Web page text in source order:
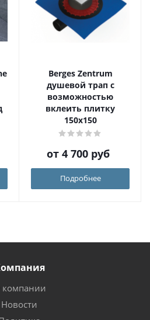
Berges Zentrum
душевой трап с
возможностью
вклеить плитку
150х150
от 4 700 руб
Подробнее
Новости